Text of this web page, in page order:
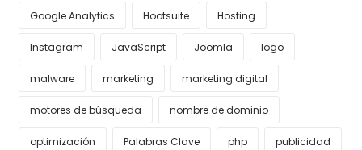
Google Analytics Hootsuite Hosting
Instagram JavaScript Joomla logo
malware marketing marketing digital
motores de búsqueda nombre de dominio
optimización Palabras Clave php publicidad